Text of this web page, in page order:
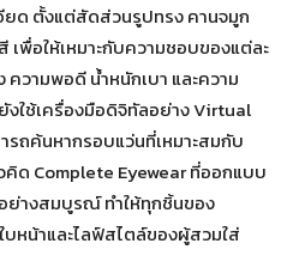
ยด ตั้งแต่สัดส่วนรูปทรง คานจมูก
เพื่อให้เหมาะกับความชอบของแต่ละ
ความพอดี น้ำหนักเบา และความ
งใช้เครื่องมือดิจิทัลอย่าง Virtual
ถค้นหากรอบแว่นที่เหมาะสมกับ
ด Complete Eyewear ที่ออกแบบ
ย่างสมบูรณ์ ทำให้ทุกชิ้นของ
หน้าและไลฟ์สไตล์ของผู้สวมใส่